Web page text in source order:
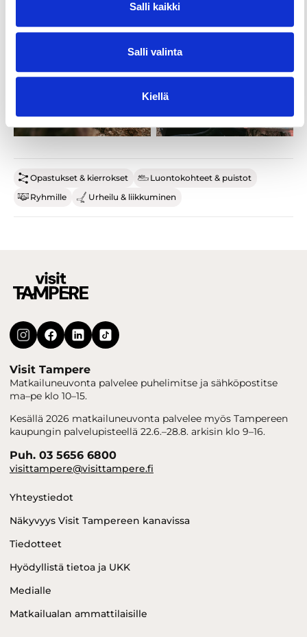
Salli kaikki
Salli valinta
Kiellä
Opastukset & kierrokset
Luontokohteet & puistot
Ryhmille
Urheilu & liikkuminen
Visit Tampere
Matkailuneuvonta palvelee puhelimitse ja sähköpostitse
ma–pe klo 10–15.
Kesällä 2026 matkailuneuvonta palvelee myös Tampereen
kaupungin palvelupisteellä 22.6.–28.8. arkisin klo 9–16.
Puh. 03 5656 6800
visittampere@visittampere.fi
Yhteystiedot
Näkyvyys Visit Tampereen kanavissa
Tiedotteet
Hyödyllistä tietoa ja UKK
Medialle
Matkailualan ammattilaisille